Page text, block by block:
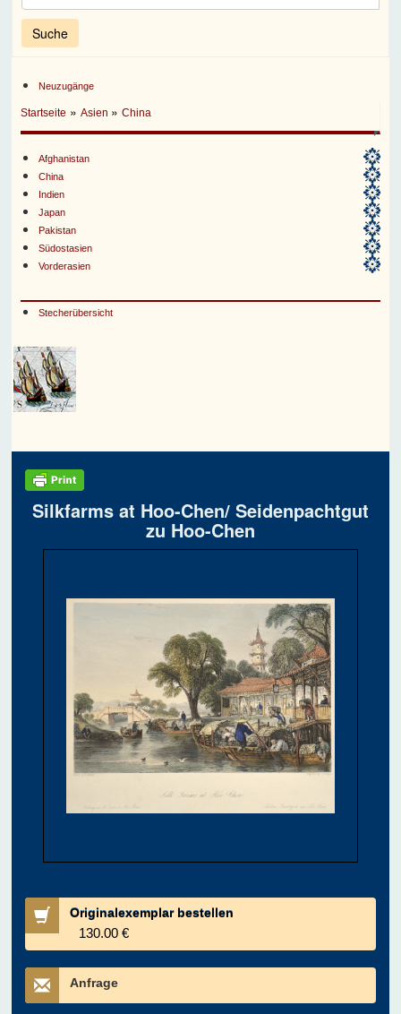
Neuzugänge
Startseite »Asien »China
Afghanistan
China
Indien
Japan
Pakistan
Südostasien
Vorderasien
Stecherübersicht
Silkfarms at Hoo-Chen/ Seidenpachtgut
zu Hoo-Chen
Originalexemplar bestellen
130.00 €
Anfrage